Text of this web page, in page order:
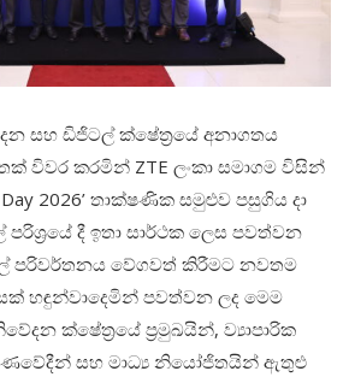
සහ ඩිජිටල් ක්ෂේත්රයේ අනාගතය
විවර කරමින් ZTE ලංකා සමාගම විසින්
2026’තාක්ෂණික සමුළුව පසුගිය දා
පරිශ්රයේ දී ඉතා සාර්ථක ලෙස පවත්වන
පරිවර්තනය වේගවත් කිරීමට නවතම
හඳුන්වාදෙමින් පවත්වන ලද මෙම
ක්ෂේත්රයේ ප්රමුඛයින්, ව්යාපාරික
සහ මාධ් නියෝජිතයින් ඇතුළු